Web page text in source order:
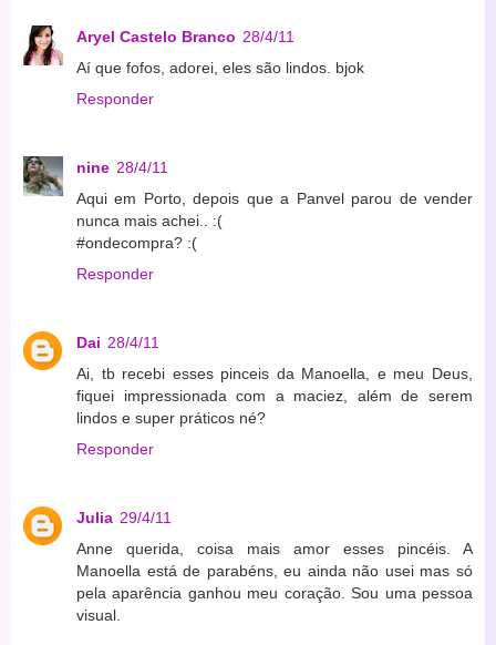
Aryel Castelo Branco 28/4/11
Aí que fofos, adorei, eles são lindos. bjok
Responder
nine 28/4/11
Aqui em Porto, depois que a Panvel parou de vender
nunca mais achei.. :(
#ondecompra? :(
Responder
Dai 28/4/11
Ai, tb recebi esses pinceis da Manoella, e meu Deus,
fiquei impressionada com a maciez, além de serem
lindos e super práticos né?
Responder
Julia 29/4/11
Anne querida, coisa mais amor esses pincéis. A
Manoella está de parabéns, eu ainda não usei mas só
pela aparência ganhou meu coração. Sou uma pessoa
visual.